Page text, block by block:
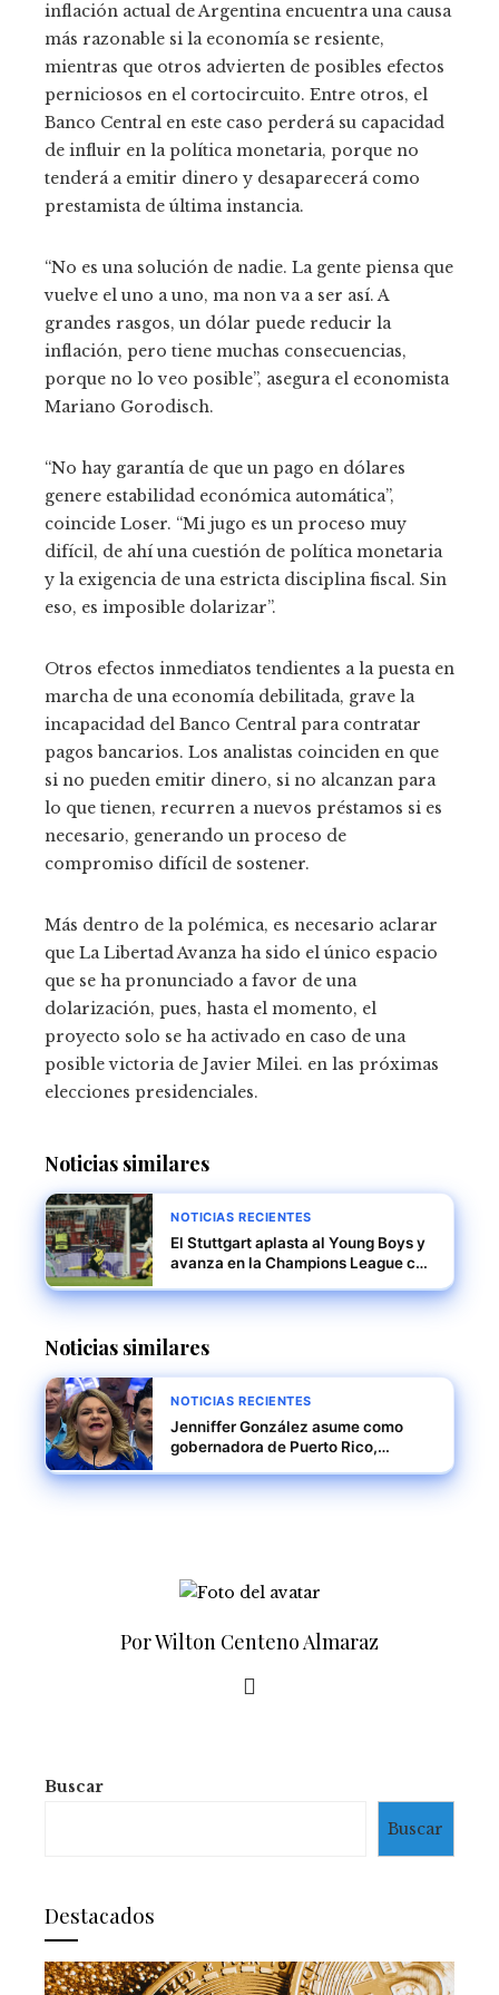
inflación actual de Argentina encuentra una causa
más razonable si la economía se resiente,
mientras que otros advierten de posibles efectos
perniciosos en el cortocircuito. Entre otros, el
Banco Central en este caso perderá su capacidad
de influir en la política monetaria, porque no
tenderá a emitir dinero y desaparecerá como
prestamista de última instancia.
“No es una solución de nadie. La gente piensa que
vuelve el uno a uno, ma non va a ser así. A
grandes rasgos, un dólar puede reducir la
inflación, pero tiene muchas consecuencias,
porque no lo veo posible”, asegura el economista
Mariano Gorodisch.
“No hay garantía de que un pago en dólares
genere estabilidad económica automática”,
coincide Loser. “Mi jugo es un proceso muy
difícil, de ahí una cuestión de política monetaria
y la exigencia de una estricta disciplina fiscal. Sin
eso, es imposible dolarizar”.
Otros efectos inmediatos tendientes a la puesta en
marcha de una economía debilitada, grave la
incapacidad del Banco Central para contratar
pagos bancarios. Los analistas coinciden en que
si no pueden emitir dinero, si no alcanzan para
lo que tienen, recurren a nuevos préstamos si es
necesario, generando un proceso de
compromiso difícil de sostener.
Más dentro de la polémica, es necesario aclarar
que La Libertad Avanza ha sido el único espacio
que se ha pronunciado a favor de una
dolarización, pues, hasta el momento, el
proyecto solo se ha activado en caso de una
posible victoria de Javier Milei. en las próximas
elecciones presidenciales.
Noticias similares
NOTICIAS RECIENTES
El Stuttgart aplasta al Young Boys y
avanza en la Champions League con
Noticias similares
NOTICIAS RECIENTES
Jenniffer González asume como
gobernadora de Puerto Rico,
historia política de la isla
Por Wilton Centeno Almaraz
Buscar
Buscar
Destacados